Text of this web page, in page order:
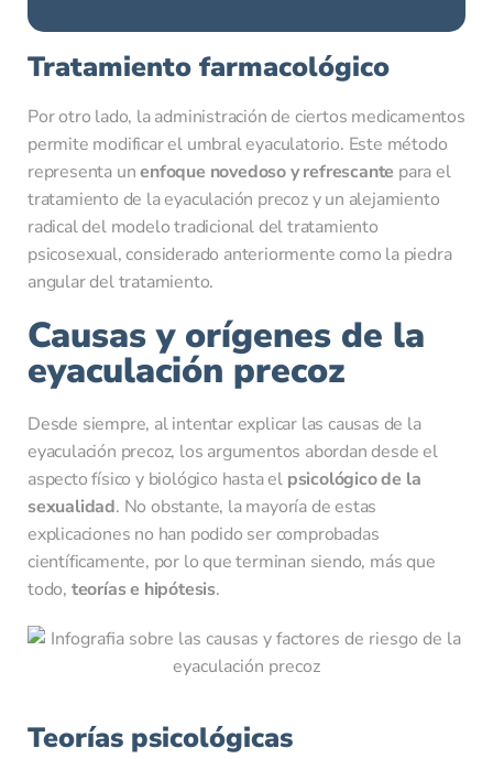
Tratamiento farmacológico
Por otro lado, la administración de ciertos medicamentos
permite modificar el umbral eyaculatorio. Este método
representa unenfoque novedoso y refrescante para el
tratamiento de la eyaculación precoz y un alejamiento
radical del modelo tradicional del tratamiento
psicosexual, considerado anteriormente como la piedra
angular del tratamiento.
Causas y orígenes de la
eyaculación precoz
Desde siempre, al intentar explicar las causas de la
eyaculación precoz, los argumentos abordan desde el
aspecto físico y biológico hasta el psicológico de la
sexualidad. No obstante, la mayoría de estas
explicaciones no han podido ser comprobadas
científicamente, por lo que terminan siendo, más que
todo, teorías e hipótesis.
Teorías psicológicas